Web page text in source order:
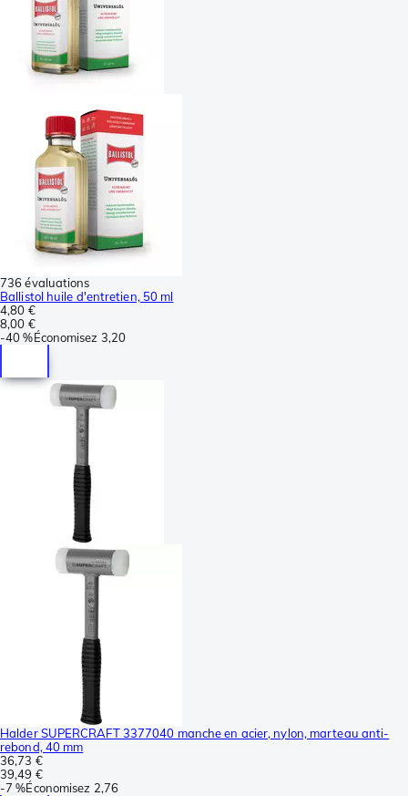
736 évaluations
Ballistol huile d'entretien, 50 ml
4,80 €
8,00 €
-40 %Économisez 3,20
Halder SUPERCRAFT 3377040 manche en acier, nylon, marteau anti-
rebond, 40 mm
36,73 €
39,49 €
-7 %Économisez 2,76